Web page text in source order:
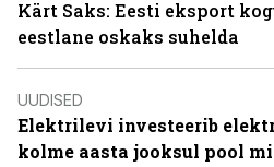
Kärt Saks: Eesti eksport
eestlane oskaks suhelda
UUDISED
Elektrilevi investeerib
kolme aasta jooksul pool